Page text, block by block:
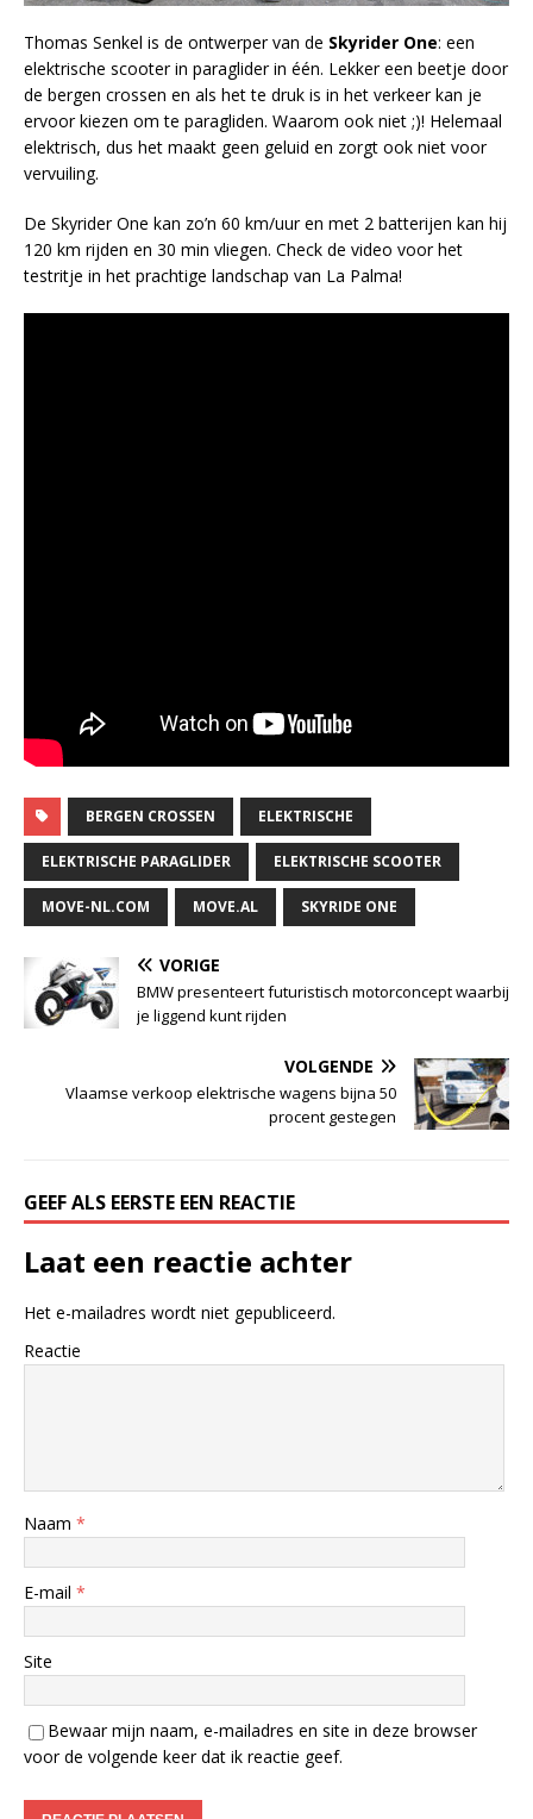
Thomas Senkel is de ontwerper van de Skyrider One: een
elektrische scooter in paraglider in één. Lekker een beetje door
de bergen crossen en als het te druk is in het verkeer kan je
ervoor kiezen om te paragliden. Waarom ook niet ;)! Helemaal
elektrisch, dus het maakt geen geluid en zorgt ook niet voor
vervuiling.
De Skyrider One kan zo’n 60 km/uur en met 2 batterijen kan hij
120 km rijden en 30 min vliegen. Check de video voor het
testritje in het prachtige landschap van La Palma!
BERGEN CROSSEN ELEKTRISCHE
ELEKTRISCHE PARAGLIDER ELEKTRISCHE SCOOTER
MOVE-NL.COM MOVE.AL SKYRIDE ONE
VORIGE
BMW presenteert futuristisch motorconcept waarbij
je liggend kunt rijden
VOLGENDE
Vlaamse verkoop elektrische wagens bijna 50
procent gestegen
GEEF ALS EERSTE EEN REACTIE
Laat een reactie achter
Het e-mailadres wordt niet gepubliceerd.
Reactie
Naam *
E-mail *
Site
Bewaar mijn naam, e-mailadres en site in deze browser
voor de volgende keer dat ik reactie geef.